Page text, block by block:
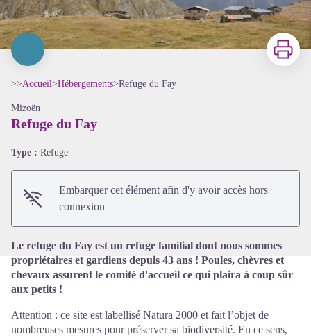
Imprimer
>>Accueil>Hébergements>Refuge du Fay
Mizoën
Refuge du Fay
Type : Refuge
Embarquer cet élément afin d'y avoir accès hors
connexion
Le refuge du Fay est un refuge familial dont nous sommes
propriétaires et gardiens depuis 43 ans ! Poules, chèvres et
chevaux assurent le comité d'accueil ce qui plaira à coup sûr
aux petits !
Attention : ce site est labellisé Natura 2000 et fait l’objet de
nombreuses mesures pour préserver sa biodiversité. En ce sens,